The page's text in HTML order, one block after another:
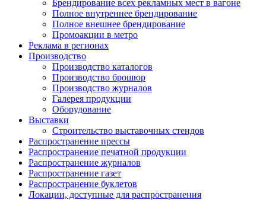
Брендирование всех рекламных мест в вагоне
Полное внутреннее брендирование
Полное внешнее брендирование
Промоакции в метро
Реклама в регионах
Производство
Производство каталогов
Производство брошюр
Производство журналов
Галерея продукции
Оборудование
Выставки
Строительство выставочных стендов
Распространение прессы
Распространение печатной продукции
Распространение журналов
Распространение газет
Распространение буклетов
Локации, доступные для распространения